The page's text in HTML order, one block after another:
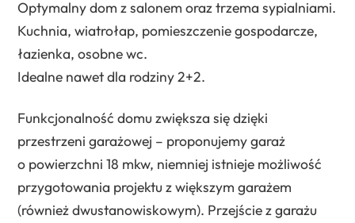
Optymalny dom z salonem oraz trzema sypialniami.
Kuchnia, wiatrołap, pomieszczenie gospodarcze,
łazienka, osobne wc.
Idealne nawet dla rodziny 2+2.
Funkcjonalność domu zwiększa się dzięki
przestrzeni garażowej – proponujemy garaż
o powierzchni 18 mkw, niemniej istnieje możliwość
przygotowania projektu z większym garażem
(również dwustanowiskowym). Przejście z garażu